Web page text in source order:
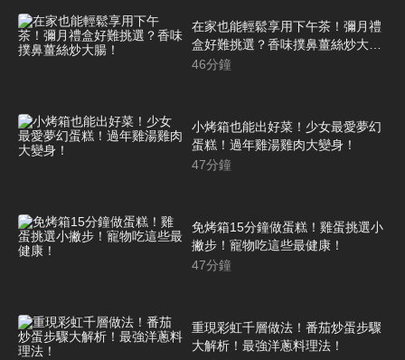
在家也能輕鬆享用下午茶！彌月禮
盒好難挑選？香味撲鼻薑絲炒大
腸！
46分鐘
小烤箱也能出好菜！少女最愛夢幻
蛋糕！過年雞湯雞肉大變身！
47分鐘
免烤箱15分鐘做蛋糕！雞蛋挑選小
撇步！寵物吃這些最健康！
47分鐘
重現彩虹千層做法！番茄炒蛋步驟
大解析！最強洋蔥料理法！